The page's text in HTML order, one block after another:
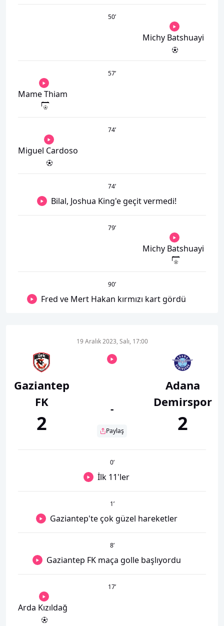
50’
Michy Batshuayi
57’
Mame Thiam
74’
Miguel Cardoso
74’
Bilal, Joshua King'e geçit vermedi!
79’
Michy Batshuayi
90’
Fred ve Mert Hakan kırmızı kart gördü
Gaziantep
FK
2
19 Aralık 2023, Salı, 17:00
-
Paylaş
Adana
Demirspor
2
0’
İlk 11'ler
1’
Gaziantep'te çok güzel hareketler
8’
Gaziantep FK maça golle başlıyordu
17’
Arda Kızıldağ